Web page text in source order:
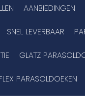
AANBIEDINGEN
SNEL LEVERBAAR
GLATZ
PARASOLDOEKEN